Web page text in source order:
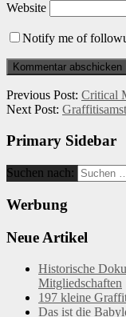
Website
Notify me of
Previous Post: Critical
Next Post:
Primary Sidebar
Suchen nach:
Werbung
Neue Artikel
Historische
Mitgliedschaften
197 kleine
Das ist die